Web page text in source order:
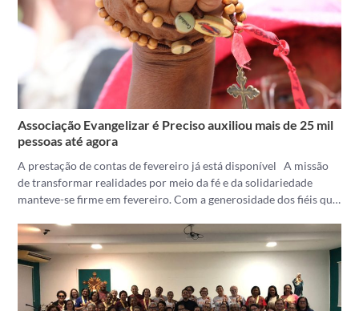
Associação Evangelizar é Preciso auxiliou mais de 25 mil
pessoas até agora
A prestação de contas de fevereiro já está disponível A missão
de transformar realidades por meio da fé e da solidariedade
manteve-se firme em fevereiro. Com a generosidade dos fiéis qu…